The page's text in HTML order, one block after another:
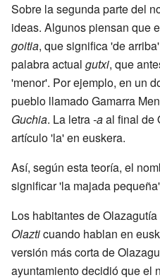
Sobre la segunda parte del
ideas. Algunos piensan que
goitia, que significa 'de
palabra actual gutxi, que
'menor'. Por ejemplo, en un
pueblo llamado Gamarra
Guchia. La letra-aal final de
artículo 'la' en euskera.
Así, según esta teoría, el
significar 'la majada
Los habitantes de
Olazticuando hablan en
versión más corta de
ayuntamiento decidió que el